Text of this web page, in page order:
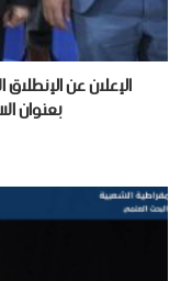
الإعلان عن
بعنوان